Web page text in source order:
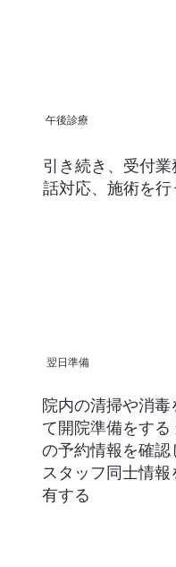
翌日準備
院内の清掃や消毒
て開院準備をする
の予約情報を確認
スタッフ同士情報
有する
午後診療
引き続き、受付
話対応、施術を行